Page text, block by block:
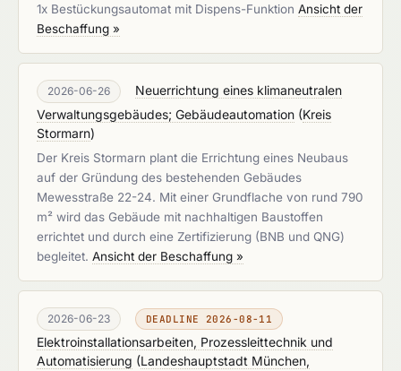
1x Bestückungsautomat mit Dispens-Funktion Ansicht der
Beschaffung »
2026-06-26
Neuerrichtung eines klimaneutralen
Verwaltungsgebäudes; Gebäudeautomation (Kreis
Stormarn)
Der Kreis Stormarn plant die Errichtung eines Neubaus
auf der Gründung des bestehenden Gebäudes
Mewesstraße 22-24. Mit einer Grundflache von rund 790
m² wird das Gebäude mit nachhaltigen Baustoffen
errichtet und durch eine Zertifizierung (BNB und QNG)
begleitet. Ansicht der Beschaffung »
2026-06-23 DEADLINE 2026-08-11
Elektroinstallationsarbeiten, Prozessleittechnik und
Automatisierung (Landeshauptstadt München,